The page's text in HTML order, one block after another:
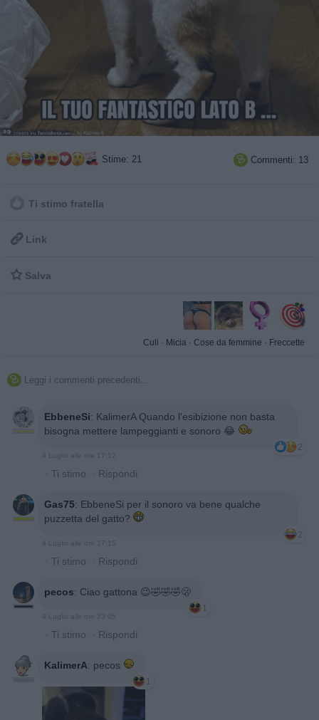
Stime: 21  Commenti: 13
Ti stimo fratella
 Link
 Salva
Culi · Micia · Cose da femmine · Freccette
 Leggi i commenti precedenti...
EbbeneSi: KalimerA Quando l'esibizione non basta
bisogna mettere lampeggianti e sonoro 😂
2
4 Luglio alle ore 17:12
· Ti stimo · Rispondi
Gas75: EbbeneSi per il sonoro va bene qualche
puzzetta del gatto?
2
4 Luglio alle ore 17:15
· Ti stimo · Rispondi
pecos: Ciao gattona 😉🤣🤣🤣🫢
1
· Ti stimo · Rispondi
KalimerA: pecos
1